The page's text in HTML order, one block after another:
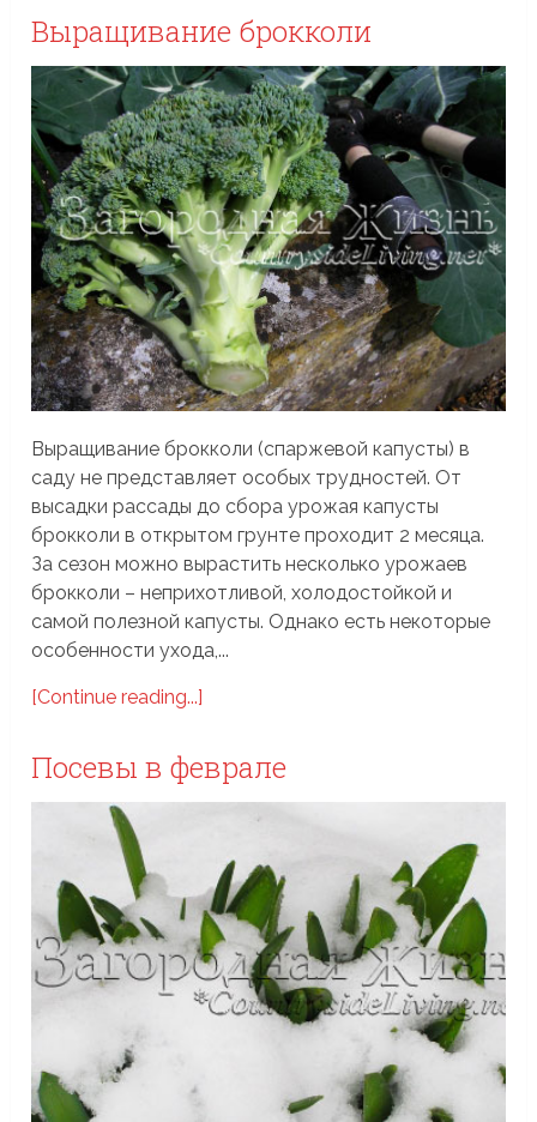
Выращивание брокколи
Выращивание брокколи (спаржевой капусты) в
саду не представляет особых трудностей. От
высадки рассады до сбора урожая капусты
брокколи в открытом грунте проходит 2 месяца.
За сезон можно вырастить несколько урожаев
брокколи – неприхотливой, холодостойкой и
самой полезной капусты. Однако есть некоторые
особенности ухода,...
[Continue reading...]
Посевы в феврале